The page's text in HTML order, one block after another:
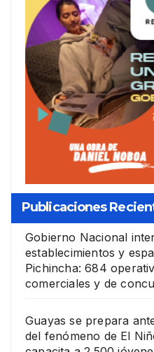
Publicaciones
Gobierno Nacional
establecimientos y
Pichincha: 684
comerciales y de
Guayas se prepara
del fenómeno de El